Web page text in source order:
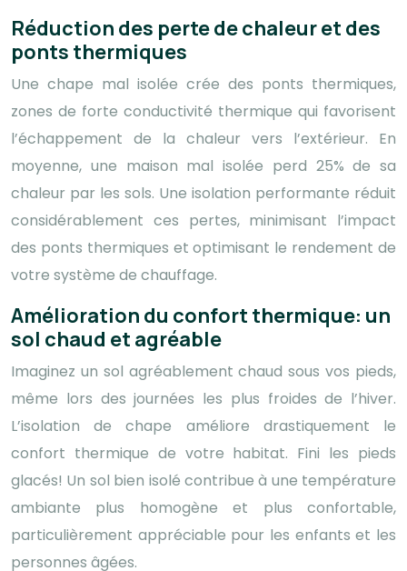
Réduction des perte de chaleur et des
ponts thermiques
Une chape mal isolée crée des ponts thermiques,
zones de forte conductivité thermique qui favorisent
l’échappement de la chaleur vers l’extérieur. En
moyenne, une maison mal isolée perd 25% de sa
chaleur par les sols. Une isolation performante réduit
considérablement ces pertes, minimisant l’impact
des ponts thermiques et optimisant le rendement de
votre système de chauffage.
Amélioration du confort thermique: un
sol chaud et agréable
Imaginez un sol agréablement chaud sous vos pieds,
même lors des journées les plus froides de l’hiver.
L’isolation de chape améliore drastiquement le
confort thermique de votre habitat. Fini les pieds
glacés! Un sol bien isolé contribue à une température
ambiante plus homogène et plus confortable,
particulièrement appréciable pour les enfants et les
personnes âgées.